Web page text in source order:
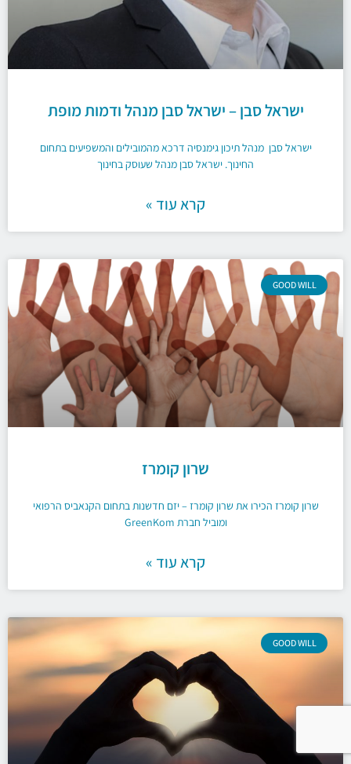
ישראל סבן – ישראל סבן מנהל ודמות מופת
ישראל סבן מנהל תיכון גימנסיה דרכא מהמובילים והמשפיעים בתחום
החינוך. ישראל סבן מנהל שעוסק בחינוך
קרא עוד »
GOOD WILL
שרון קומרז
שרון קומרז הכירו את שרון קומרז – יזם חדשנות בתחום הקנאביס הרפואי
ומוביל חברת GreenKom
קרא עוד »
GOOD WILL